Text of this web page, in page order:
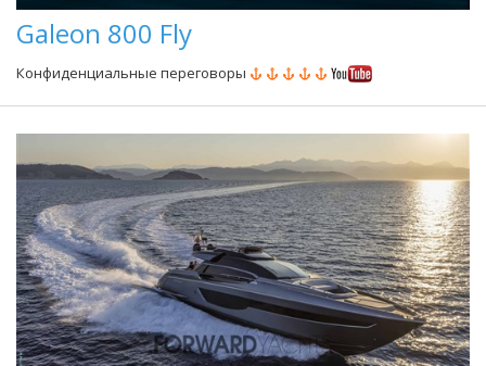
Galeon 800 Fly
Конфиденциальные переговоры